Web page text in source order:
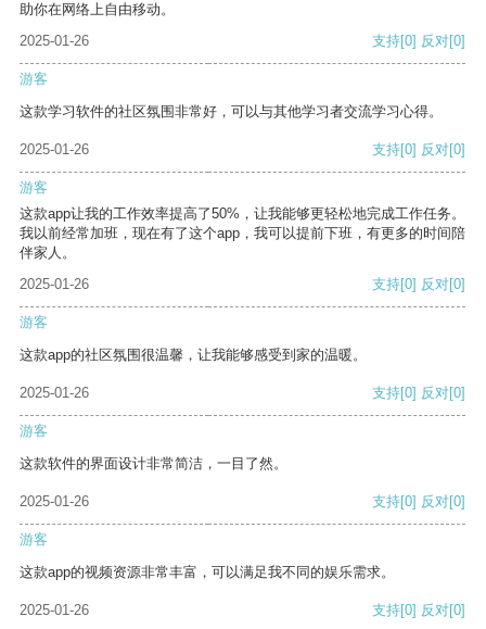
助你在网络上自由移动。
2025-01-26
支持[0] 反对[0]
游客
这款学习软件的社区氛围非常好，可以与其他学习者交流学习心得。
2025-01-26 支持[0] 反对[0]
游客
这款app让我的工作效率提高了50%，让我能够更轻松地完成工作任务。
我以前经常加班，现在有了这个app，我可以提前下班，有更多的时间陪
伴家人。
2025-01-26
支持[0] 反对[0]
游客
这款app的社区氛围很温馨，让我能够感受到家的温暖。
2025-01-26 支持[0] 反对[0]
游客
这款软件的界面设计非常简洁，一目了然。
2025-01-26 支持[0] 反对[0]
游客
这款app的视频资源非常丰富，可以满足我不同的娱乐需求。
2025-01-26 支持[0] 反对[0]